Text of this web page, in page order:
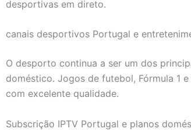
desportivas em direto.
canais desportivos Portugal e
O desporto continua a ser um dos
doméstico. Jogos de futebol, Fórmula 1
com excelente qualidade.
Subscrição IPTV Portugal e planos